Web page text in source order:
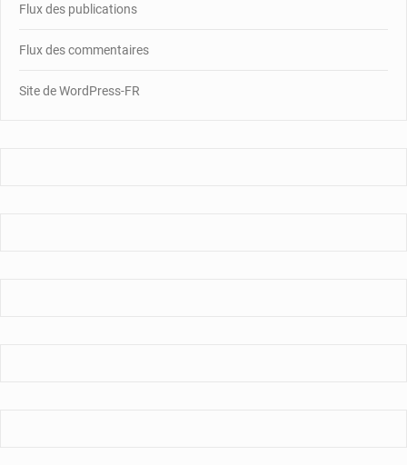
Flux des publications
Flux des commentaires
Site de WordPress-FR